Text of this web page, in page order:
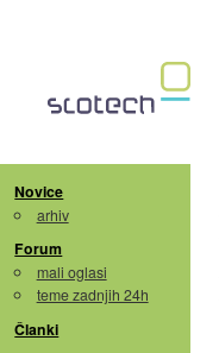
Novice
arhiv
Forum
mali oglasi
teme zadnjih 24h
Članki